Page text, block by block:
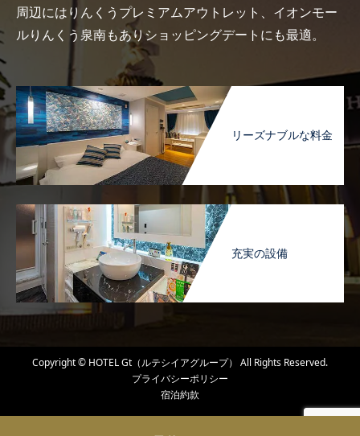
周辺にはりんくうプレミアムアウトレット、イオンモー
ルりんくう泉南もありショッピングデートにも最適。
リーズナブルな料金
充実の設備
Copyright © HOTEL Gt（ルテシイアグループ） All Rights Reserved.
プライバシーポリシー
宿泊約款